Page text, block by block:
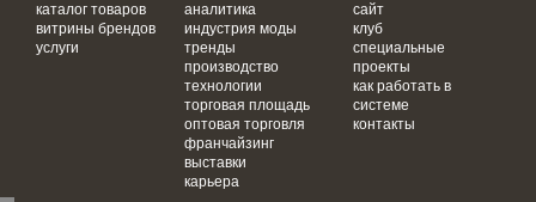
каталог товаров
витрины брендов
услуги
аналитика
индустрия моды
тренды
производство
технологии
торговая площадь
оптовая торговля
франчайзинг
выставки
карьера
сайт
клуб
специальные
проекты
как работать в
системе
контакты